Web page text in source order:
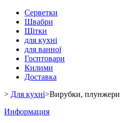
Серветки
Швабри
Щітки
для кухні
для ванної
Госптовари
Килими
Доставка
> Для кухні>Вирубки, плунжери
Информация